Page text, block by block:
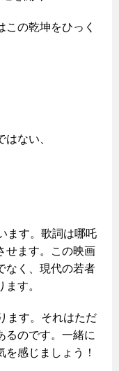
の乾坤をひっく
ない、
ます。歌詞は哪吒
せます。この映画
なく、現代の若者
す。
ます。それはただ
るのです。一緒に
感じましょう！